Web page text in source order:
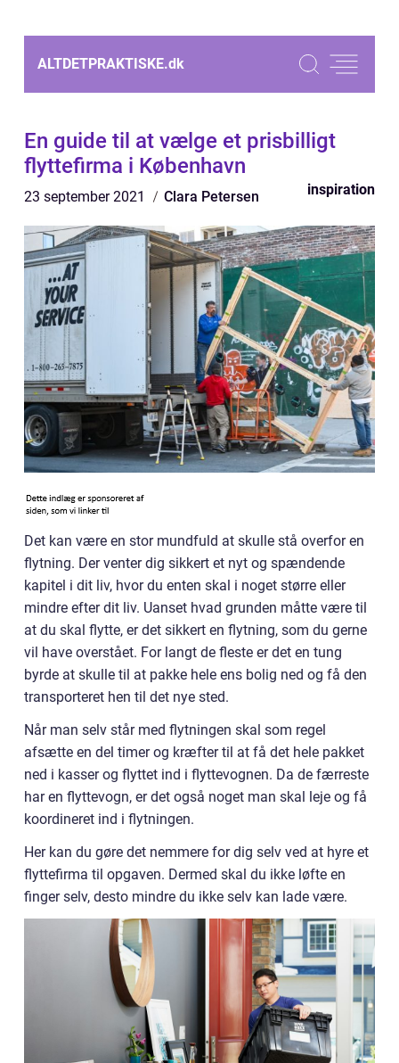
ALTDETPRAKTISKE.dk
En guide til at vælge et prisbilligt
flyttefirma i København
23 september 2021 Clara Petersen inspiration
Det kan være en stor mundfuld at skulle stå overfor en
flytning. Der venter dig sikkert et nyt og spændende
kapitel i dit liv, hvor du enten skal i noget større eller
mindre efter dit liv. Uanset hvad grunden måtte være til
at du skal flytte, er det sikkert en flytning, som du gerne
vil have overstået. For langt de fleste er det en tung
byrde at skulle til at pakke hele ens bolig ned og få den
transporteret hen til det nye sted.
Når man selv står med flytningen skal som regel
afsætte en del timer og kræfter til at få det hele pakket
ned i kasser og flyttet ind i flyttevognen. Da de færreste
har en flyttevogn, er det også noget man skal leje og få
koordineret ind i flytningen.
Her kan du gøre det nemmere for dig selv ved at hyre et
flyttefirma til opgaven. Dermed skal du ikke løfte en
finger selv, desto mindre du ikke selv kan lade være.